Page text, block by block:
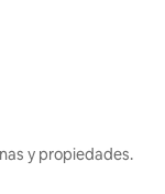
y propiedades.